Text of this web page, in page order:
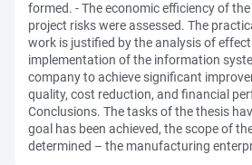
formed. - The economic efficiency of
project risks were assessed. The
work is justified by the analysis of
implementation of the information
company to achieve significant
quality, cost reduction, and financial
Conclusions. The tasks of the thesis
goal has been achieved, the scope of
determined – the manufacturing